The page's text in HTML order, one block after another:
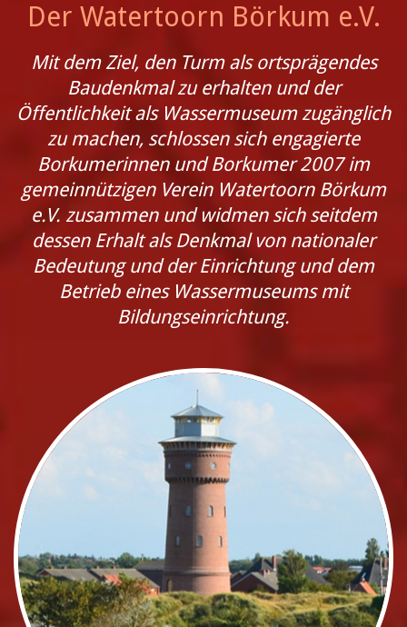
Der Watertoorn Börkum e.V.
Mit dem Ziel, den Turm als ortsprägendes
Baudenkmal zu erhalten und der
Öffentlichkeit als Wassermuseum zugänglich
zu machen, schlossen sich engagierte
Borkumerinnen und Borkumer 2007 im
gemeinnützigen Verein Watertoorn Börkum
e.V. zusammen und widmen sich seitdem
dessen Erhalt als Denkmal von nationaler
Bedeutung und der Einrichtung und dem
Betrieb eines Wassermuseums mit
Bildungseinrichtung.